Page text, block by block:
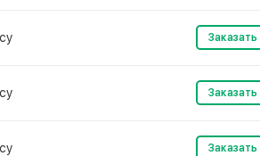
Заказать
Заказать
Заказать